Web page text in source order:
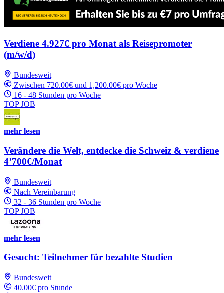
Verdiene 4.927€ pro Monat als Reisepromoter
(m/w/d)
Bundesweit
Zwischen 720.00€ und 1,200.00€ pro Woche
16 - 48 Stunden pro Woche
TOP JOB
mehr lesen
Verändere die Welt, entdecke die Schweiz & verdiene
4’700€/Monat
Bundesweit
Nach Vereinbarung
32 - 36 Stunden pro Woche
TOP JOB
mehr lesen
Gesucht: Teilnehmer für bezahlte Studien
Bundesweit
40.00€ pro Stunde